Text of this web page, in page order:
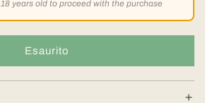
years old to proceed with the purchase
Esaurito
c